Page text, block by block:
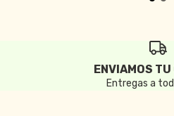
ENVIAMOS TU
Entregas a